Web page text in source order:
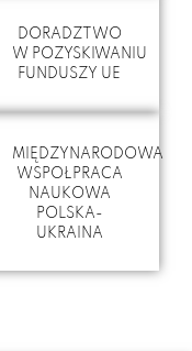
DORADZTWO
W POZYSKIWANIU
FUNDUSZY UE
MIĘDZYNARODOWA
WSPOŁPRACA
NAUKOWA
POLSKA-
UKRAINA